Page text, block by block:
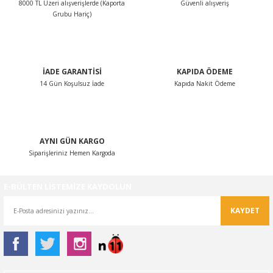
Ürün bilgilerinde hatalar bulunuyor.
8000 TL Üzeri alışverişlerde (Kaporta
Grubu Hariç)
Güvenli alışveriş
İADE GARANTİSİ
14 Gün Koşulsuz İade
KAPIDA ÖDEME
Kapıda Nakit Ödeme
AYNI GÜN KARGO
Siparişleriniz Hemen Kargoda
KAYDET